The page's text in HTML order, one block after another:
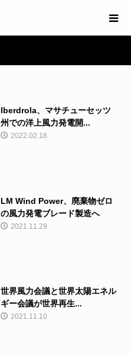
Iberdrola、マサチューセッツ
州での洋上風力発電開...
2022.02.18
LM Wind Power、廃棄物ゼロ
の風力発電ブレード製造へ
2021.11.29
世界風力会議と世界太陽エネル
ギー会議が世界再生...
2021.11.10